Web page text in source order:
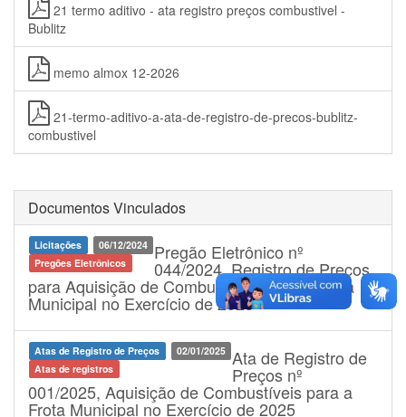
21 termo aditivo - ata registro preços combustivel -
Bublitz
memo almox 12-2026
21-termo-aditivo-a-ata-de-registro-de-precos-bublitz-
combustivel
Documentos Vinculados
Licitações
06/12/2024
Pregões Eletrônicos
Pregão Eletrônico nº
044/2024, Registro de Preços
para Aquisição de Combustíveis para a Frota
Municipal no Exercício de 2025
Atas de Registro de Preços
02/01/2025
Atas de registros
Ata de Registro de
Preços nº
001/2025, Aquisição de Combustíveis para a
Frota Municipal no Exercício de 2025